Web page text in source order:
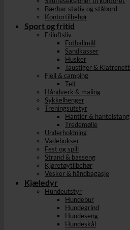
Bærbar stativ og ståbord
Kontortilbehør
Sport og fritid
Friluftsliv
Fotballmål
Sandkasser
Husker
Taustiger & Klatrenett
Fjell & camping
Telt
Håndverk & maling
Sykkelhenger
Treningsutstyr
Hantler & hantelstang
Tredemølle
Underholdning
Vadebukser
Fest og spill
Strand & basseng
Kjøretøytilbehør
Vesker & håndbagasje
Kjæledyr
Hundeutstyr
Hundebur
Hundegrind
Hundeseng
Hundeskål